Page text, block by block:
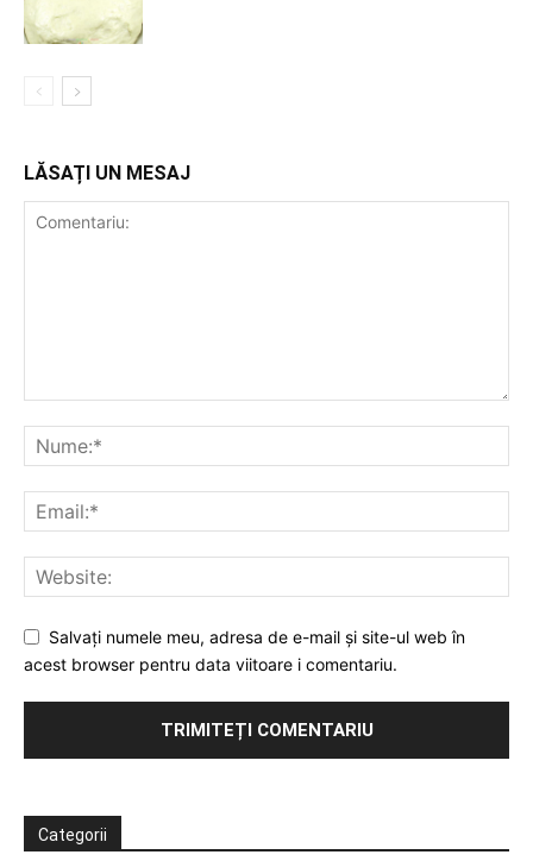
LĂSAȚI UN MESAJ
Salvați numele meu, adresa de e-mail și site-ul web în
acest browser pentru data viitoare i comentariu.
Categorii